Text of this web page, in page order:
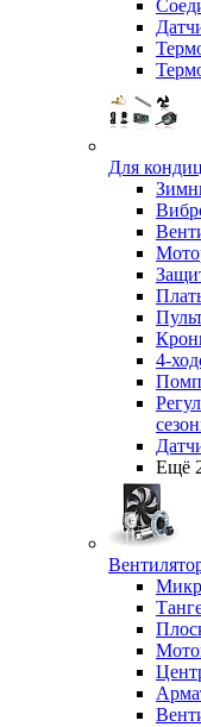
Для
4-
Ещё